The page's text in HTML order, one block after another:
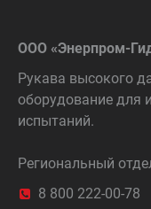
ООО «Энерпром-
Рукава высокого
оборудование для
испытаний.
Региональный
8 800 222-00-78